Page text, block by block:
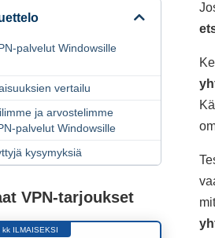
palvelut Windowsille
vertailu
ja arvostelimme
palvelut Windowsille
kysymyksiä
VPN-tarjoukset
ILMAISEKSI